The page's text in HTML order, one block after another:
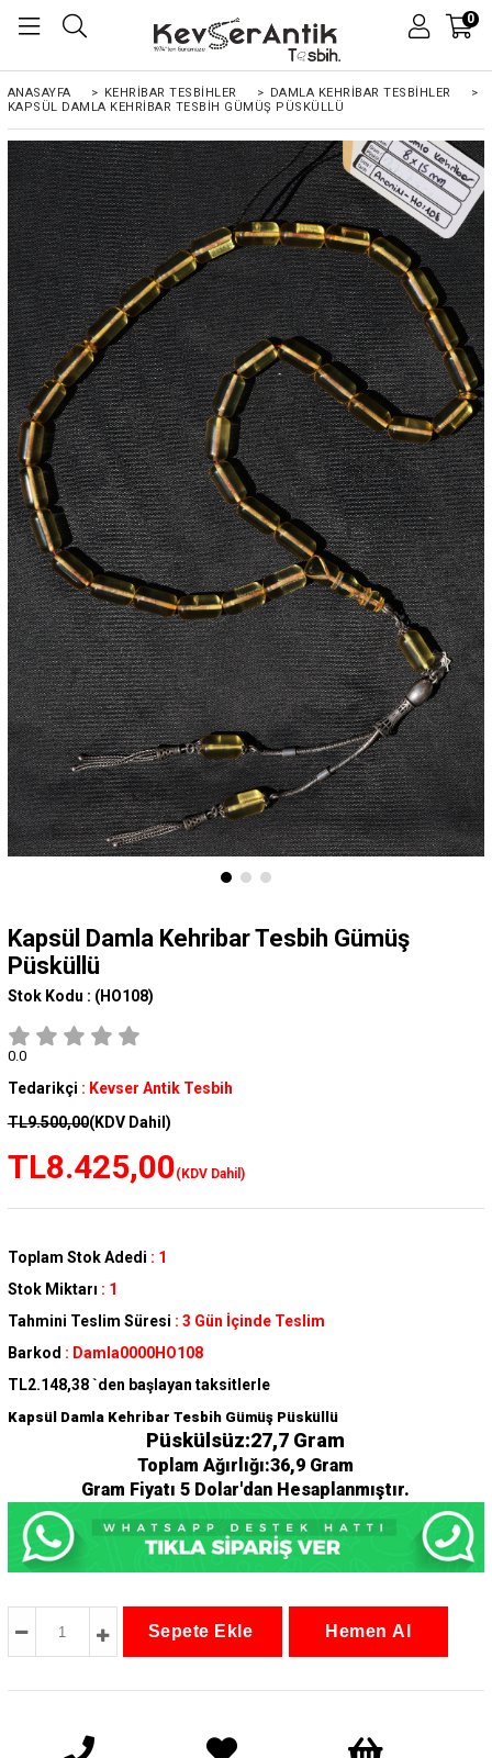
0
ANASAYFA > KEHRIBAR TESBIHLER > DAMLA KEHRİBAR TESBİHLER
>
KAPSÜL DAMLA KEHRIBAR TESBIH GÜMÜŞ PÜSKÜLLÜ
Kapsül Damla Kehribar Tesbih Gümüş
Püsküllü
Stok Kodu : (HO108)
0.0
Tedarikçi : Kevser Antik Tesbih
TL9.500,00(KDV Dahil)
TL8.425,00(KDV Dahil)
Toplam Stok Adedi : 1
Stok Miktarı : 1
Tahmini Teslim Süresi : 3 Gün İçinde Teslim
Barkod : Damla0000HO108
TL2.148,38 `den başlayan taksitlerle
Kapsül Damla Kehribar Tesbih Gümüş Püsküllü
Püskülsüz:27,7 Gram
Toplam Ağırlığı:36,9 Gram
Gram Fiyatı 5 Dolar'dan Hesaplanmıştır.